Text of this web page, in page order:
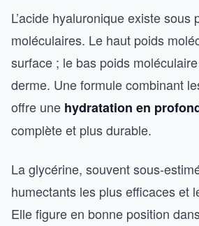
L’acide hyaluronique existe sous
moléculaires. Le haut poids
surface ; le bas poids
derme. Une formule combinant
offre une hydratation en
complète et plus durable.
La glycérine, souvent sous-
humectants les plus efficaces et
Elle figure en bonne position